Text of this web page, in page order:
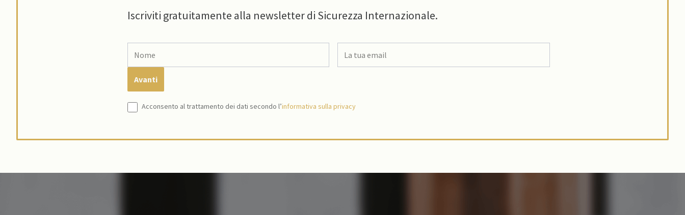
Iscriviti gratuitamente alla newsletter di Sicurezza Internazionale.
Acconsento al trattamento dei dati secondo l’informativa sulla privacy